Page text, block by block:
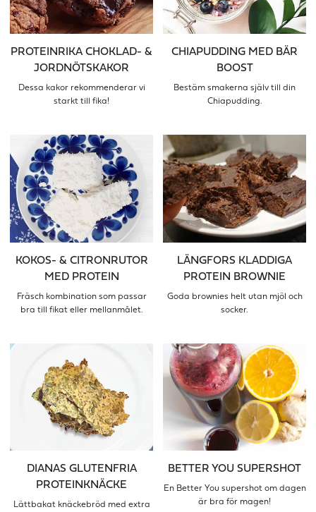
PROTEINRIKA CHOKLAD- &
JORDNÖTSKAKOR
Dessa kakor rekommenderar vi
starkt till fika!
CHIAPUDDING MED BÄR
BOOST
Bestäm smakerna själv till din
Chiapudding.
KOKOS- & CITRONRUTOR
MED PROTEIN
Fräsch kombination som passar
bra till fikat eller mellanmålet.
LÄNGFORS KLADDIGA
PROTEIN BROWNIE
Goda brownies helt utan mjöl och
socker.
DIANAS GLUTENFRIA
PROTEINKNÄCKE
Lättbakat knäckebröd med extra
BETTER YOU SUPERSHOT
En Better You supershot om dagen
är bra för magen!